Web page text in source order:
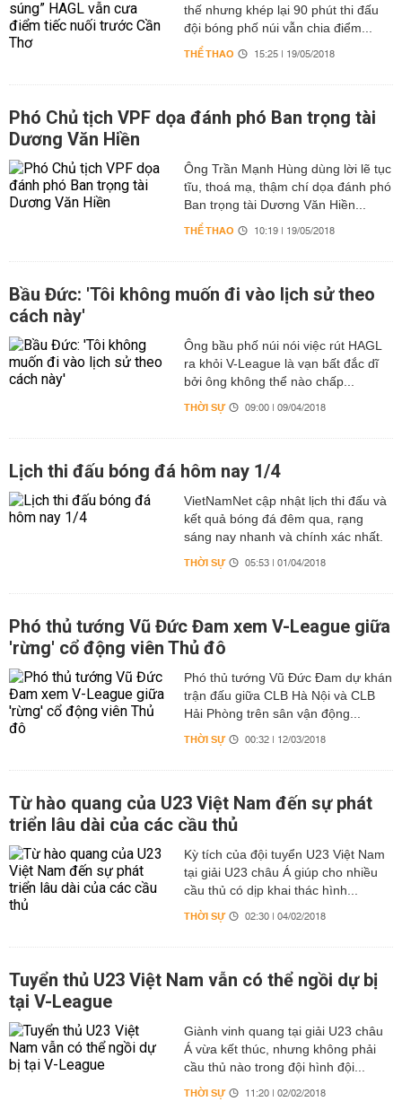
thế nhưng khép lại 90 phút thi đấu
đội bóng phố núi vẫn chia điểm...
THỂ THAO 15:25 | 19/05/2018
Phó Chủ tịch VPF dọa đánh phó Ban trọng tài
Dương Văn Hiền
Ông Trần Mạnh Hùng dùng lời lẽ tục
tĩu, thoá mạ, thậm chí dọa đánh phó
Ban trọng tài Dương Văn Hiền...
THỂ THAO 10:19 | 19/05/2018
Bầu Đức: 'Tôi không muốn đi vào lịch sử theo
cách này'
Ông bầu phố núi nói việc rút HAGL
ra khỏi V-League là vạn bất đắc dĩ
bởi ông không thể nào chấp...
THỜI SỰ 09:00 | 09/04/2018
Lịch thi đấu bóng đá hôm nay 1/4
VietNamNet cập nhật lịch thi đấu và
kết quả bóng đá đêm qua, rạng
sáng nay nhanh và chính xác nhất.
THỜI SỰ 05:53 | 01/04/2018
Phó thủ tướng Vũ Đức Đam xem V-League giữa
'rừng' cổ động viên Thủ đô
Phó thủ tướng Vũ Đức Đam dự khán
trận đấu giữa CLB Hà Nội và CLB
Hải Phòng trên sân vận động...
THỜI SỰ 00:32 | 12/03/2018
Từ hào quang của U23 Việt Nam đến sự phát
triển lâu dài của các cầu thủ
Kỳ tích của đội tuyển U23 Việt Nam
tại giải U23 châu Á giúp cho nhiều
cầu thủ có dịp khai thác hình...
THỜI SỰ 02:30 | 04/02/2018
Tuyển thủ U23 Việt Nam vẫn có thể ngồi dự bị
tại V-League
Giành vinh quang tại giải U23 châu
Á vừa kết thúc, nhưng không phải
cầu thủ nào trong đội hình đội...
THỜI SỰ 11:20 | 02/02/2018